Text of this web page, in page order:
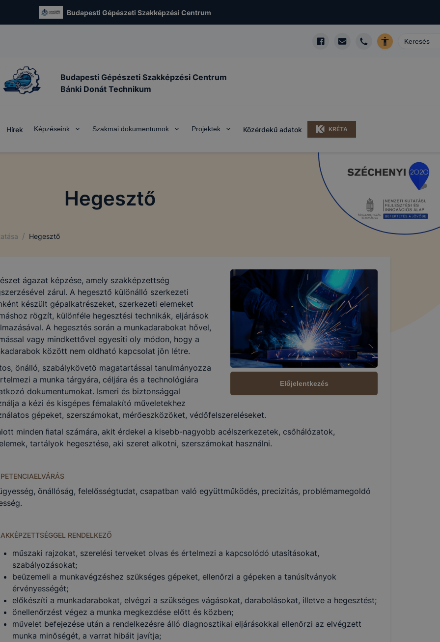
Budapesti Gépészeti Szakképzési Centrum
Budapesti Gépészeti Szakképzési Centrum
Bánki Donát Technikum
Hírek Képzéseink Szakmai dokumentumok Projektek Közérdekű adatok KRÉTA
Hegesztő
/ Hegesztő
Előjelentkezés
ágazat képzése, amely szakképzettség
zárul. A hegesztő különálló szerkezeti
készült gépalkatrészeket, szerkezeti elemeket
rögzít, különféle hegesztési technikák, eljárások
A hegesztés során a munkadarabokat hővel,
vagy mindkettővel egyesíti oly módon, hogy a
között nem oldható kapcsolat jön létre.
önálló, szabálykövető magatartással tanulmányozza
a munka tárgyára, céljára és a technológiára
dokumentumokat. Ismeri és biztonsággal
a kézi és kisgépes fémalakító műveletekhez
gépeket, szerszámokat, mérőeszközöket, védőfelszereléseket.
minden ﬁatal számára, akit érdekel a kisebb-nagyobb acélszerkezetek, csőhálózatok,
tartályok hegesztése, aki szeret alkotni, szerszámokat használni.
önállóság, felelősségtudat, csapatban való együttműködés, precizitás, problémamegoldó
RENDELKEZŐ
műszaki rajzokat, szerelési terveket olvas és értelmezi a kapcsolódó utasításokat,
szabályozásokat;
beüzemeli a munkavégzéshez szükséges gépeket, ellenőrzi a gépeken a tanúsítványok
érvényességét;
előkészíti a munkadarabokat, elvégzi a szükséges vágásokat, darabolásokat, illetve a hegesztést;
önellenőrzést végez a munka megkezdése előtt és közben;
művelet befejezése után a rendelkezésre álló diagnosztikai eljárásokkal ellenőrzi az elvégzett
munka minőségét, a varrat hibáit javítja;